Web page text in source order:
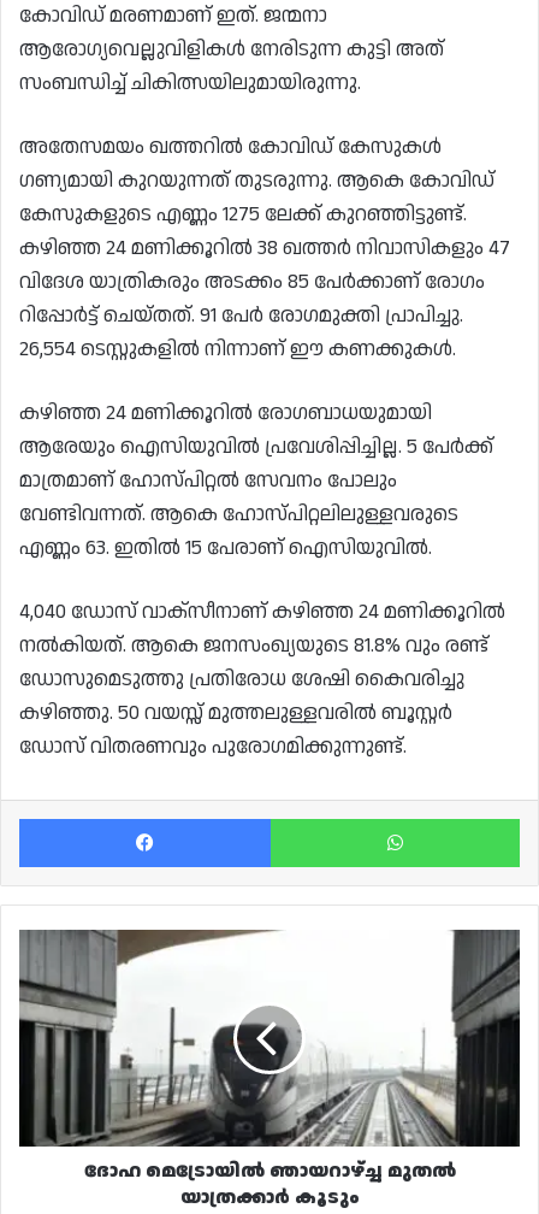
കോവിഡ് മരണമാണ് ഇത്. ജന്മനാ
ആരോഗ്യവെല്ലുവിളികൾ നേരിടുന്ന കുട്ടി അത്
സംബന്ധിച്ച് ചികിത്സയിലുമായിരുന്നു.
അതേസമയം ഖത്തറിൽ കോവിഡ് കേസുകൾ
ഗണ്യമായി കുറയുന്നത് തുടരുന്നു. ആകെ കോവിഡ്
കേസുകളുടെ എണ്ണം 1275 ലേക്ക് കുറഞ്ഞിട്ടുണ്ട്.
കഴിഞ്ഞ 24 മണിക്കൂറിൽ 38 ഖത്തർ നിവാസികളും 47
വിദേശ യാത്രികരും അടക്കം 85 പേർക്കാണ് രോഗം
റിപ്പോർട്ട് ചെയ്തത്. 91 പേർ രോഗമുക്തി പ്രാപിച്ചു.
26,554 ടെസ്റ്റുകളിൽ നിന്നാണ് ഈ കണക്കുകൾ.
കഴിഞ്ഞ 24 മണിക്കൂറിൽ രോഗബാധയുമായി
ആരേയും ഐസിയുവിൽ പ്രവേശിപ്പിച്ചില്ല. 5 പേർക്ക്
മാത്രമാണ് ഹോസ്പിറ്റൽ സേവനം പോലും
വേണ്ടിവന്നത്. ആകെ ഹോസ്പിറ്റലിലുള്ളവരുടെ
എണ്ണം 63. ഇതിൽ 15 പേരാണ് ഐസിയുവിൽ.
4,040 ഡോസ് വാക്സീനാണ് കഴിഞ്ഞ 24 മണിക്കൂറിൽ
നൽകിയത്. ആകെ ജനസംഖ്യയുടെ 81.8% വും രണ്ട്
ഡോസുമെടുത്തു പ്രതിരോധ ശേഷി കൈവരിച്ചു
കഴിഞ്ഞു. 50 വയസ്സ് മുത്തലുള്ളവരിൽ ബൂസ്റ്റർ
ഡോസ് വിതരണവും പുരോഗമിക്കുന്നുണ്ട്.
Facebook
ദോഹ
ഞായറാഴ്ച്ച
മുതൽ
യാത്രക്കാർ
ദോഹ മെട്രോയിൽ ഞായറാഴ്ച്ച മുതൽ
യാത്രക്കാർ കൂടും